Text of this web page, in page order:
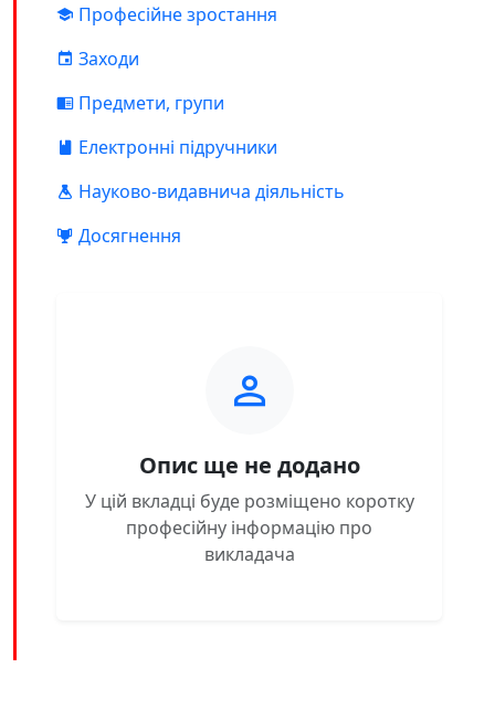
Професійне зростання
Заходи
Предмети, групи
Електронні підручники
Науково-видавнича діяльність
Досягнення
Опис ще не додано
У цій вкладці буде розміщено коротку
професійну інформацію про
викладача